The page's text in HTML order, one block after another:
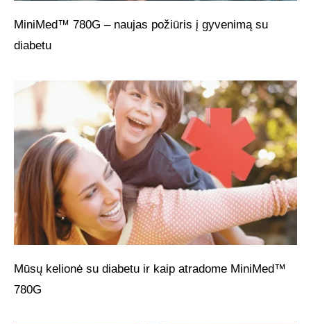
MiniMed™ 780G – naujas požiūris į gyvenimą su
diabetu
Mūsų kelionė su diabetu ir kaip atradome MiniMed™
780G